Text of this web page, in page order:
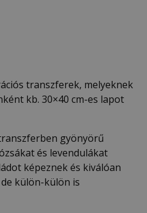
transzferek, melyeknek
kb. 30×40 cm-es lapot
gyönyörű
és levendulákat
képeznek és kiválóan
külön-külön is